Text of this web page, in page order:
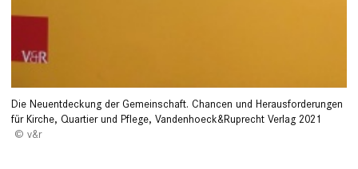
Die Neuentdeckung der Gemeinschaft. Chancen und Herausforderungen
für Kirche, Quartier und Pflege, Vandenhoeck&Ruprecht Verlag 2021
v&r